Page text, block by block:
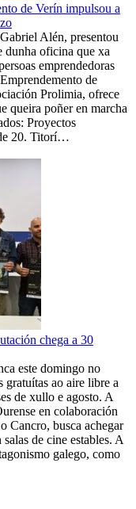
de Verín impulsou a
Alén, presentou
dunha oficina que xa
emprendedoras
de
Prolimia, ofrece
queira poñer en marcha
Proyectos
20. Titorí…
chega a 30
este domingo no
ao aire libre a
de xullo e agosto. A
en colaboración
Cancro, busca achegar
de cine estables. A
galego, como